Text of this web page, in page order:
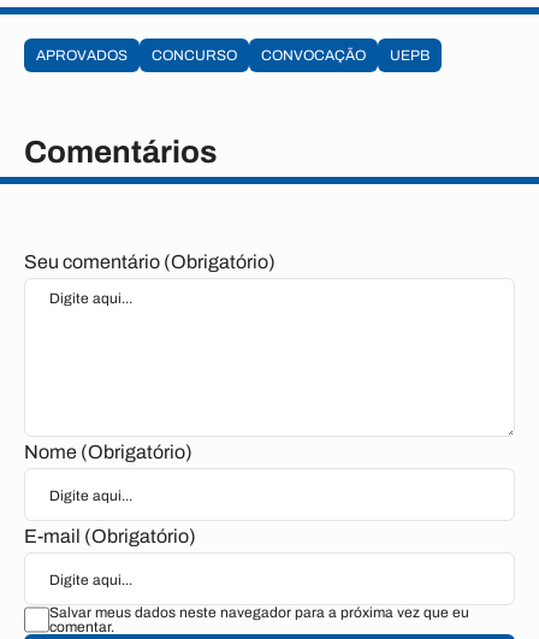
APROVADOS CONCURSO CONVOCAÇÃO UEPB
Comentários
Seu comentário (Obrigatório)
Nome (Obrigatório)
E-mail (Obrigatório)
Salvar meus dados neste navegador para a próxima vez que eu
comentar.